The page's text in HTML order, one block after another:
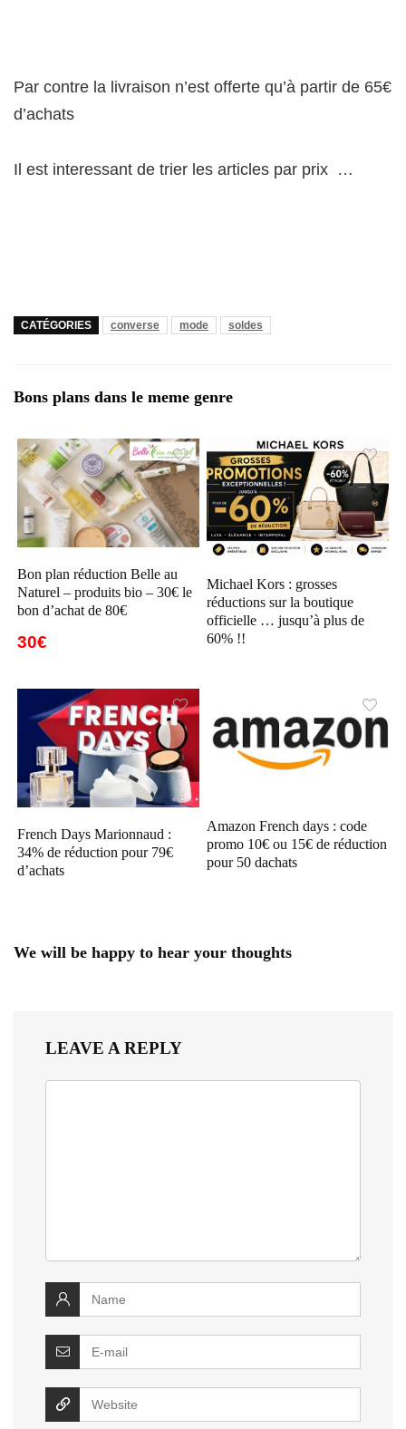
Par contre la livraison n’est offerte qu’à partir de 65€
d’achats
Il est interessant de trier les articles par prix …
CATÉGORIES converse mode soldes
Bons plans dans le meme genre
Bon plan réduction Belle au
Naturel – produits bio – 30€ le
bon d’achat de 80€
30€
Michael Kors : grosses
réductions sur la boutique
officielle … jusqu’à plus de
60% !!
French Days Marionnaud :
34% de réduction pour 79€
d’achats
Amazon French days : code
promo 10€ ou 15€ de réduction
pour 50 dachats
We will be happy to hear your thoughts
LEAVE A REPLY